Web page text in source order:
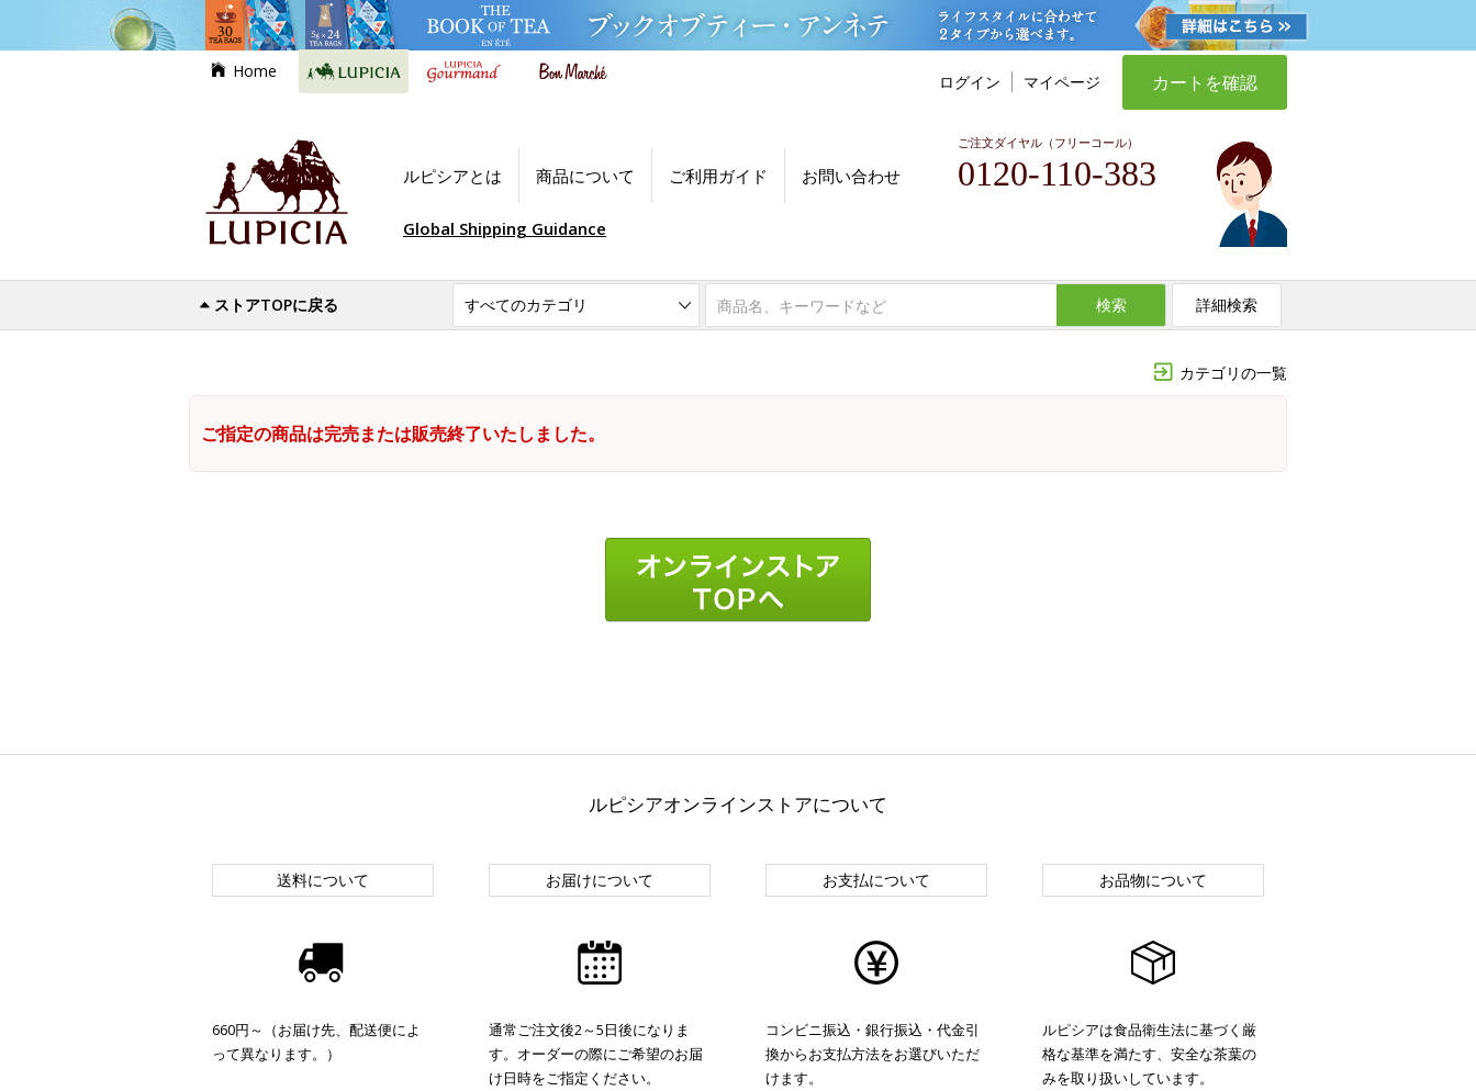
Home
ログイン マイページ カートを確認
ルピシアとは 商品について ご利用ガイド お問い合わせ
ご注文ダイヤル（フリーコール）
0120-110-383
Global Shipping Guidance
ストアTOPに戻る 検索 詳細検索
カテゴリの一覧
ご指定の商品は完売または販売終了いたしました。
ルピシアオンラインストアについて
送料について
660円～（お届け先、配送便によ
って異なります。）
お届けについて
通常ご注文後2～5日後になりま
す。オーダーの際にご希望のお届
け日時をご指定ください。
お支払について
コンビニ振込・銀行振込・代金引
換からお支払方法をお選びいただ
けます。
お品物について
ルピシアは食品衛生法に基づく厳
格な基準を満たす、安全な茶葉の
みを取り扱いしています。